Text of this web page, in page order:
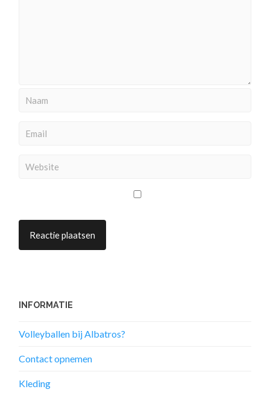
INFORMATIE
Volleyballen bij Albatros?
Contact opnemen
Kleding